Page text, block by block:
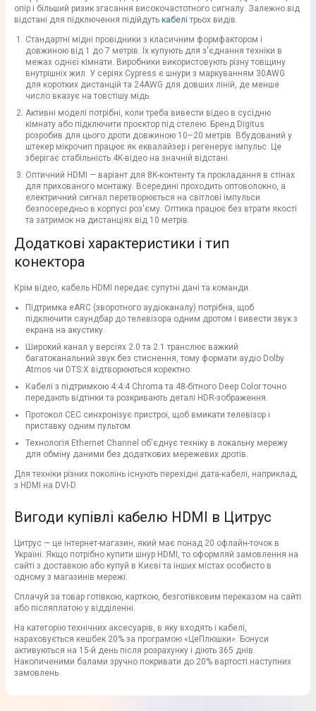
опір і більший ризик згасання високочастотного сигналу. Залежно від
відстані для підключення підійдуть кабелі трьох видів.
Стандартні мідні провідники з класичним формфактором і
довжиною від 1 до 7 метрів. Їх купують для з'єднання техніки в
межах однієї кімнати. Виробники використовують різну товщину
внутрішніх жил. У серіях Cypress є шнури з маркуванням 30AWG
для коротких дистанцій та 24AWG для довших ліній, де менше
число вказує на товстішу мідь.
Активні моделі потрібні, коли треба вивести відео в сусідню
кімнату або підключити проєктор під стелею. Бренд Digitus
розробив для цього дроти довжиною 10–20 метрів. Вбудований у
штекер мікрочип працює як еквалайзер і регенерує імпульс. Це
зберігає стабільність 4K-відео на значній відстані.
Оптичний HDMI — варіант для 8K-контенту та прокладання в стінах
для прихованого монтажу. Всередині проходить оптоволокно, а
електричний сигнал перетворюється на світлові імпульси
безпосередньо в корпусі роз'єму. Оптика працює без втрати якості
та затримок на дистанціях від 10 метрів.
Додаткові характеристики і тип
конектора
Крім відео, кабель HDMI передає супутні дані та команди.
Підтримка eARC (зворотного аудіоканалу) потрібна, щоб
підключити саундбар до телевізора одним дротом і вивести звук з
екрана на акустику.
Широкий канал у версіях 2.0 та 2.1 транслює важкий
багатоканальний звук без стиснення, тому формати аудіо Dolby
Atmos чи DTS:X відтворюються коректно.
Кабелі з підтримкою 4:4:4 Chroma та 48-бітного Deep Color точно
передають відтінки та розкривають деталі HDR-зображення.
Протокол CEC синхронізує пристрої, щоб вмикати телевізор і
приставку одним пультом.
Технологія Ethernet Channel об'єднує техніку в локальну мережу
для обміну даними без додаткових мережевих дротів.
Для техніки різних поколінь існують перехідні дата-кабелі, наприклад,
з HDMI на DVI-D.
Вигоди купівлі кабелю HDMI в Цитрус
Цитрус — це інтернет-магазин, який має понад 20 офлайн-точок в
Україні. Якщо потрібно купити шнур HDMI, то оформляй замовлення на
сайті з доставкою або купуй в Києві та інших містах особисто в
одному з магазинів мережі.
Сплачуй за товар готівкою, карткою, безготівковим переказом на сайті
або післяплатою у відділенні.
На категорію технічних аксесуарів, в яку входять і кабелі,
нараховується кешбек 20% за програмою «ЦеПлюшки». Бонуси
активуються на 15-й день після розрахунку і діють 365 днів.
Накопиченими балами зручно покривати до 20% вартості наступних
замовлень.